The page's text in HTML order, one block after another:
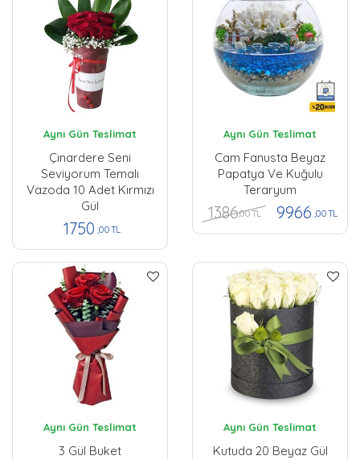
Aynı Gün Teslimat
Çınardere Seni
Seviyorum Temalı
Vazoda 10 Adet Kırmızı
Gül
1750 ,00 TL
Aynı Gün Teslimat
Cam Fanusta Beyaz
Papatya Ve Kuğulu
Teraryum
1386,00 TL 9966 ,00 TL
Aynı Gün Teslimat
3 Gül Buket
Aynı Gün Teslimat
Kutuda 20 Beyaz Gül